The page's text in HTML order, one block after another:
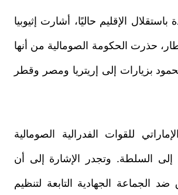
الإقليم حاليًا، أشارت إثيوبيا
حذرت الحكومة الصومالية من أنها
بزيارات إلى إريتريا ومصر وقطر
للقوات الفدرالية الصومالية
السلطة. وتجدر الإشارة إلى أن
واسع النطاق ضد الجماعة الجهادية التابعة لتنظيم